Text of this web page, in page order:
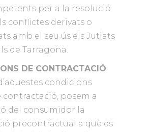
per a la resolució
conflictes derivats o
amb el seu ús els Jutjats
de Tarragona.
DE CONTRACTACIÓ
condicions
contractació, posem a
del consumidor la
precontractual a què es